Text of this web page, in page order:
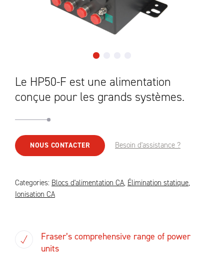
Le HP50-F est une alimentation
conçue pour les grands systèmes.
NOUS CONTACTER Besoin d'assistance ?
Categories: Blocs d'alimentation CA, Élimination statique,
Ionisation CA
Fraser’s comprehensive range of power
units